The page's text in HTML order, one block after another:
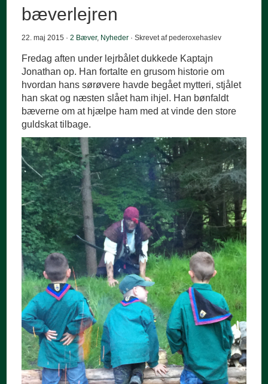
bæverlejren
22. maj 2015 ·2 Bæver, Nyheder · Skrevet af pederoxehaslev
Fredag aften under lejrbålet dukkede Kaptajn
Jonathan op. Han fortalte en grusom historie om
hvordan hans sørøvere havde begået mytteri, stjålet
han skat og næsten slået ham ihjel. Han bønfaldt
bæverne om at hjælpe ham med at vinde den store
guldskat tilbage.